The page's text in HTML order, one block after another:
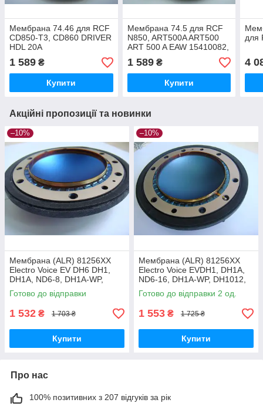
Мембрана 74.46 для RCF
CD850-T3, CD860 DRIVER
HDL 20A
1 589 ₴
Купити
Мембрана 74.5 для RCF
N850, ART500A ART500
ART 500 A EAW 15410082,
Renkus Heinz
1 589₴
Купити
для
4
Акційні пропозиції та новинки
–10%
Мембрана (ALR) 81256XX
Electro Voice EV DH6 DH1,
DH1A, ND6-8, DH1A-WP,
DH1012, DH2012, N-DYM-1,
DH1AM7, ADH2012
Готово до відправки
1 532 ₴ 1 703 ₴
Купити
–10%
Мембрана (ALR) 81256XX
Electro Voice EVDH1, DH1A,
ND6-16, DH1A-WP, DH1012,
DH2012, N-DYM-1, DH1AM7,
ADH2012
Готово до відправки 2 од.
1 553 ₴ 1 725 ₴
Купити
Про нас
100% позитивних з 207 відгуків за рік